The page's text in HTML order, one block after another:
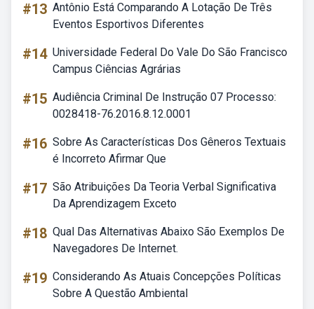
#13 Antônio Está Comparando A Lotação De Três
Eventos Esportivos Diferentes
#14 Universidade Federal Do Vale Do São Francisco
Campus Ciências Agrárias
#15 Audiência Criminal De Instrução 07 Processo:
0028418-76.2016.8.12.0001
#16 Sobre As Características Dos Gêneros Textuais
é Incorreto Afirmar Que
#17 São Atribuições Da Teoria Verbal Significativa
Da Aprendizagem Exceto
#18 Qual Das Alternativas Abaixo São Exemplos De
Navegadores De Internet.
#19 Considerando As Atuais Concepções Políticas
Sobre A Questão Ambiental